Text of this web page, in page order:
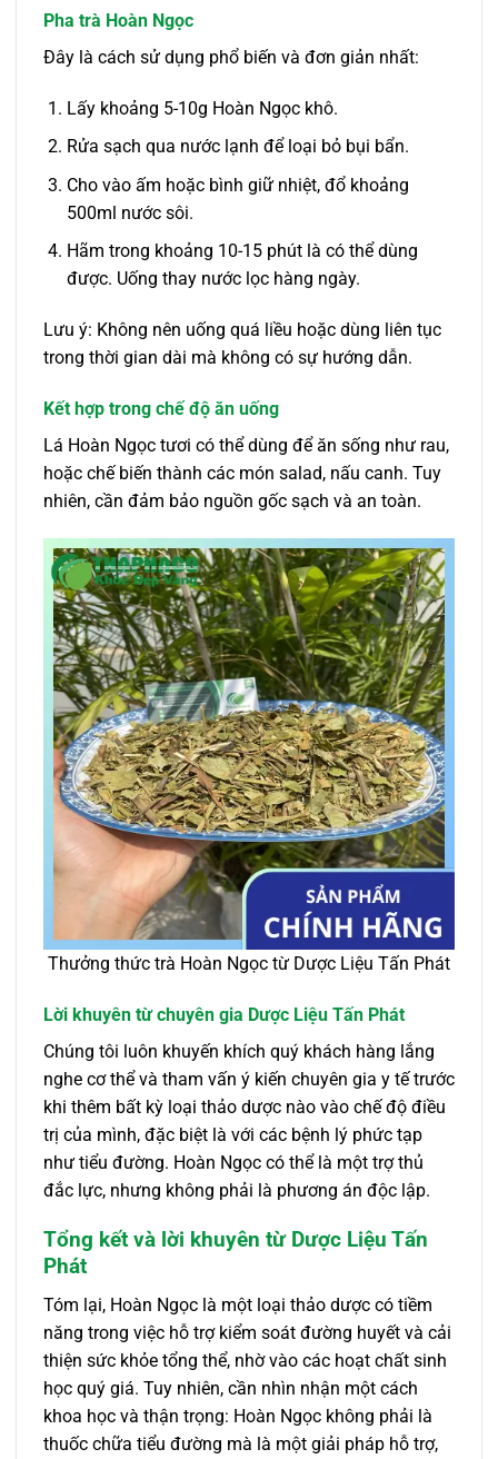
Pha trà Hoàn Ngọc
Đây là cách sử dụng phổ biến và đơn giản nhất:
Lấy khoảng 5-10g Hoàn Ngọc khô.
Rửa sạch qua nước lạnh để loại bỏ bụi bẩn.
Cho vào ấm hoặc bình giữ nhiệt, đổ khoảng
500ml nước sôi.
Hãm trong khoảng 10-15 phút là có thể dùng
được. Uống thay nước lọc hàng ngày.
Lưu ý: Không nên uống quá liều hoặc dùng liên tục
trong thời gian dài mà không có sự hướng dẫn.
Kết hợp trong chế độ ăn uống
Lá Hoàn Ngọc tươi có thể dùng để ăn sống như rau,
hoặc chế biến thành các món salad, nấu canh. Tuy
nhiên, cần đảm bảo nguồn gốc sạch và an toàn.
Thưởng thức trà Hoàn Ngọc từ Dược Liệu Tấn Phát
Lời khuyên từ chuyên gia Dược Liệu Tấn Phát
Chúng tôi luôn khuyến khích quý khách hàng lắng
nghe cơ thể và tham vấn ý kiến chuyên gia y tế trước
khi thêm bất kỳ loại thảo dược nào vào chế độ điều
trị của mình, đặc biệt là với các bệnh lý phức tạp
như tiểu đường. Hoàn Ngọc có thể là một trợ thủ
đắc lực, nhưng không phải là phương án độc lập.
Tổng kết và lời khuyên từ Dược Liệu Tấn
Phát
Tóm lại, Hoàn Ngọc là một loại thảo dược có tiềm
năng trong việc hỗ trợ kiểm soát đường huyết và cải
thiện sức khỏe tổng thể, nhờ vào các hoạt chất sinh
học quý giá. Tuy nhiên, cần nhìn nhận một cách
khoa học và thận trọng: Hoàn Ngọc không phải là
thuốc chữa tiểu đường mà là một giải pháp hỗ trợ,